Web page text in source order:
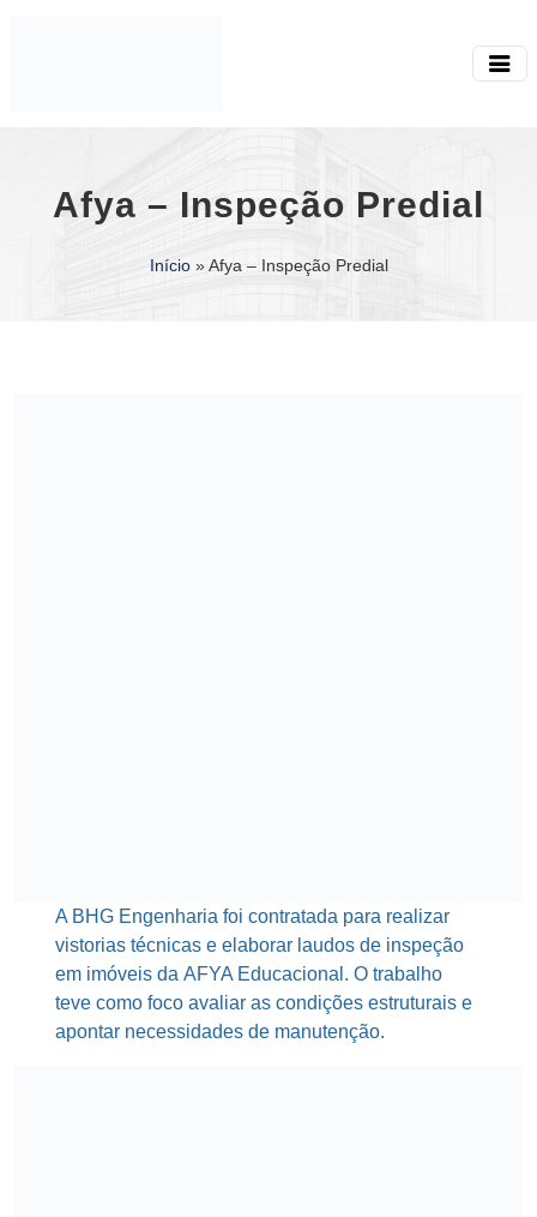
Afya – Inspeção Predial
Início»Afya – Inspeção Predial
A BHG Engenharia foi contratada para realizar
vistorias técnicas e elaborar laudos de inspeção
em imóveis da AFYA Educacional . O trabalho
teve como foco avaliar as condições estruturais e
apontar necessidades de manutenção.